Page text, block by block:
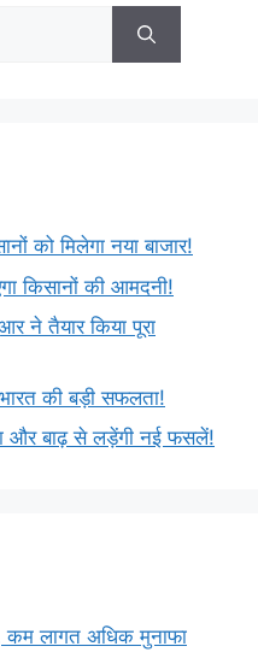
को मिलेगा नया बाजार!
किसानों की आमदनी!
ने तैयार किया पूरा
की बड़ी सफलता!
और बाढ़ से लड़ेंगी नई फसलें!
कम लागत अधिक मुनाफा